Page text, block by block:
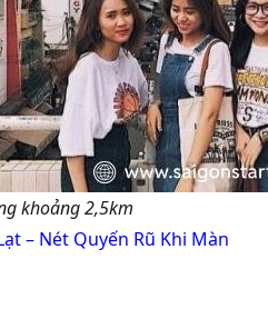
khoảng 2,5km
– Nét Quyến Rũ Khi Màn